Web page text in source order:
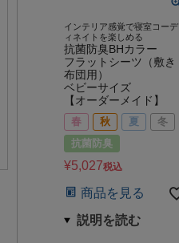
インテリア感覚で寝室コーデ
ィネイトを楽しめる
抗菌防臭BHカラー
フラットシーツ（敷き
布団用）
ベビーサイズ
【オーダーメイド】
春 秋 夏
冬
抗菌防臭
¥5,027税込
商品を見る